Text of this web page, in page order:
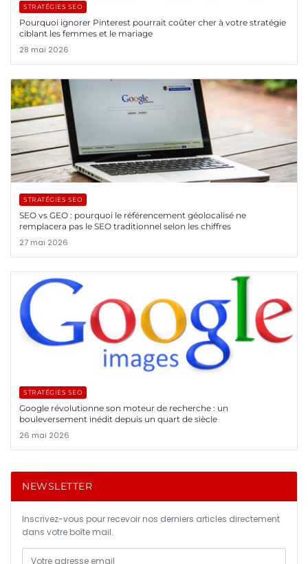
STRATÉGIES SEO
Pourquoi ignorer Pinterest pourrait coûter cher à votre stratégie
ciblant les femmes et le mariage
28 mai 2026
STRATÉGIES SEO
SEO vs GEO : pourquoi le référencement géolocalisé ne
remplacera pas le SEO traditionnel selon les chiffres
27 mai 2026
STRATÉGIES SEO
Google révolutionne son moteur de recherche : un
bouleversement inédit depuis un quart de siècle
26 mai 2026
NEWSLETTER
Inscrivez-vous pour recevoir nos derniers articles directement
dans votre boîte mail.